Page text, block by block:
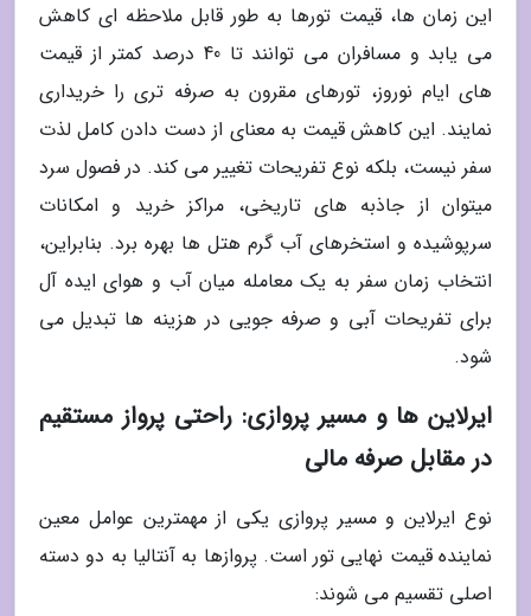
این زمان ها، قیمت تورها به طور قابل ملاحظه ای کاهش
می یابد و مسافران می توانند تا 40 درصد کمتر از قیمت
های ایام نوروز، تورهای مقرون به صرفه تری را خریداری
نمایند. این کاهش قیمت به معنای از دست دادن کامل لذت
سفر نیست، بلکه نوع تفریحات تغییر می کند. در فصول سرد
میتوان از جاذبه های تاریخی، مراکز خرید و امکانات
سرپوشیده و استخرهای آب گرم هتل ها بهره برد. بنابراین،
انتخاب زمان سفر به یک معامله میان آب و هوای ایده آل
برای تفریحات آبی و صرفه جویی در هزینه ها تبدیل می
شود.
ایرلاین ها و مسیر پروازی: راحتی پرواز مستقیم
در مقابل صرفه مالی
نوع ایرلاین و مسیر پروازی یکی از مهمترین عوامل معین
نماینده قیمت نهایی تور است. پروازها به آنتالیا به دو دسته
اصلی تقسیم می شوند: